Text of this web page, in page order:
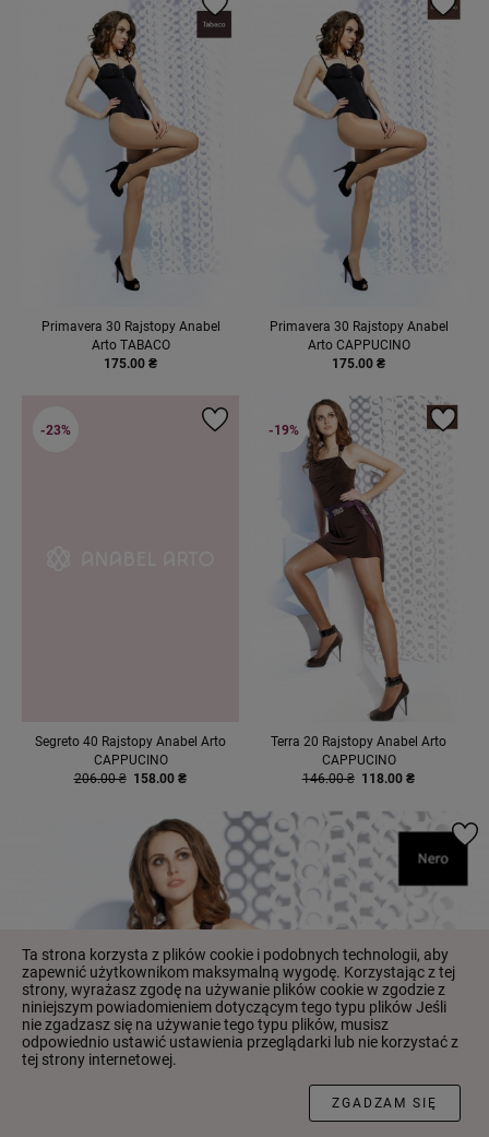
Primavera 30 Rajstopy Anabel
Arto TABACO
175.00 ₴
Primavera 30 Rajstopy Anabel
Arto CAPPUCINO
175.00 ₴
Segreto 40 Rajstopy Anabel Arto
CAPPUCINO
206.00 ₴ 158.00 ₴
-23%
Terra 20 Rajstopy Anabel Arto
CAPPUCINO
146.00 ₴ 118.00 ₴
-19%
Ta strona korzysta z plików cookie i podobnych technologii, aby
zapewnić użytkownikom maksymalną wygodę. Korzystając z tej
strony, wyrażasz zgodę na używanie plików cookie w zgodzie z
niniejszym powiadomieniem dotyczącym tego typu plików Jeśli
nie zgadzasz się na używanie tego typu plików, musisz
odpowiednio ustawić ustawienia przeglądarki lub nie korzystać z
tej strony internetowej.
ZGADZAM SIĘ